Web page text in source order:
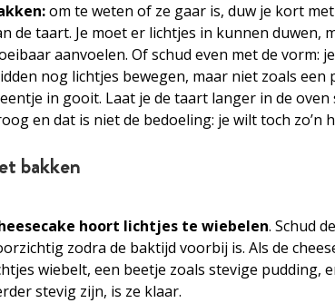
om te weten of ze gaar is, duw je kort
de taart. Je moet er lichtjes in kunnen duwen,
aanvoelen. Of schud even met de vorm:
nog lichtjes bewegen, maar niet zoals een
in gooit. Laat je de taart langer in de oven
en dat is niet de bedoeling: je wilt toch zo’n
bakken
hoort lichtjes te wiebelen. Schud
zodra de baktijd voorbij is. Als de
wiebelt, een beetje zoals stevige pudding,
stevig zijn, is ze klaar.